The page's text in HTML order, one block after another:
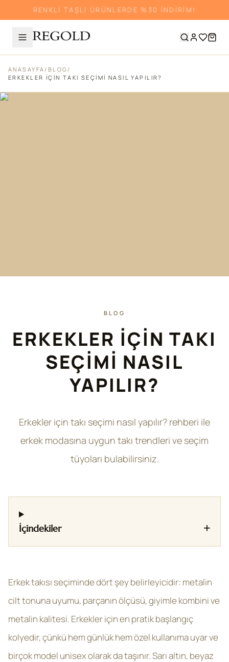
RENKLİ TAŞLI ÜRÜNLERDE %30 İNDİRİM!
ANASAYFA/ BLOG/
ERKEKLER İÇIN TAKI SEÇIMI NASIL YAPILIR?
BLOG
ERKEKLER İÇIN TAKI
SEÇIMI NASIL
YAPILIR?
Erkekler için takı seçimi nasıl yapılır? rehberi ile
erkek modasına uygun takı trendleri ve seçim
tüyoları bulabilirsiniz.
İçindekiler +
Erkek takısı seçiminde dört şey belirleyicidir: metalin
cilt tonuna uyumu, parçanın ölçüsü, giyimle kombini ve
metalin kalitesi. Erkekler için en pratik başlangıç
kolyedir, çünkü hem günlük hem özel kullanıma uyar ve
birçok model unisex olarak da taşınır. Sarı altın, beyaz